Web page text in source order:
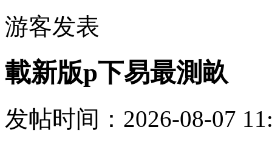
游客发表
載新版p下易最測畝
发帖时间：2026-08-07